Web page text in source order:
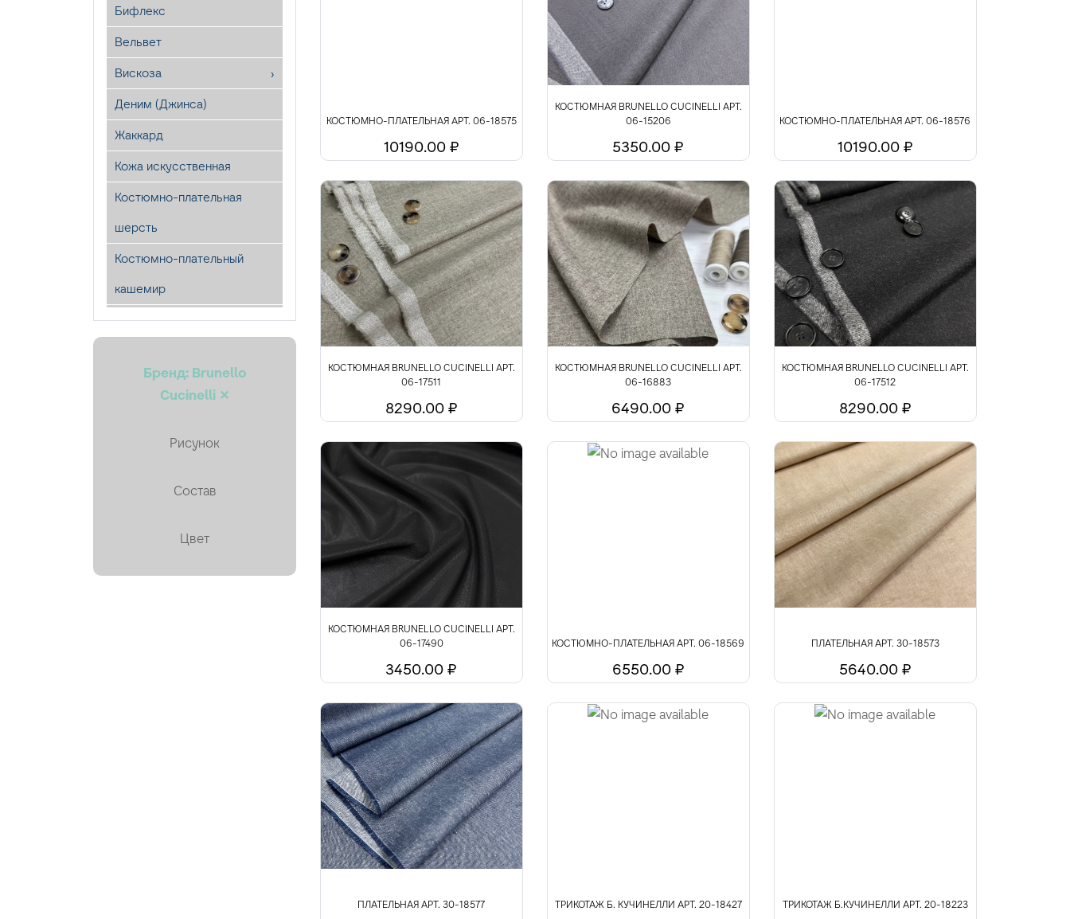
Бифлекс
Вельвет
Вискоза
Деним (Джинса)
Жаккард
Кожа искусственная
Костюмно-плательная
шерсть
Костюмно-плательный
кашемир
Кружево
Платки, палантины, шарфы
Бренд: Brunello
Cucinelli ✕
Рисунок
Состав
Цвет
КОСТЮМНО-ПЛАТЕЛЬНАЯ АРТ. 06-18575
10190.00 ₽
КОСТЮМНАЯ BRUNELLO CUCINELLI АРТ.
06-15206
5350.00 ₽
КОСТЮМНО-ПЛАТЕЛЬНАЯ АРТ. 06-18576
10190.00 ₽
КОСТЮМНАЯ BRUNELLO CUCINELLI АРТ.
06-17511
8290.00 ₽
КОСТЮМНАЯ BRUNELLO CUCINELLI АРТ.
06-16883
6490.00 ₽
КОСТЮМНАЯ BRUNELLO CUCINELLI АРТ.
06-17512
8290.00 ₽
КОСТЮМНАЯ BRUNELLO CUCINELLI АРТ.
06-17490
3450.00 ₽
КОСТЮМНО-ПЛАТЕЛЬНАЯ АРТ. 06-18569
6550.00 ₽
ПЛАТЕЛЬНАЯ АРТ. 30-18573
5640.00 ₽
ПЛАТЕЛЬНАЯ АРТ. 30-18577 ТРИКОТАЖ Б. КУЧИНЕЛЛИ АРТ. 20-18427 ТРИКОТАЖ Б.КУЧИНЕЛЛИ АРТ. 20-18223